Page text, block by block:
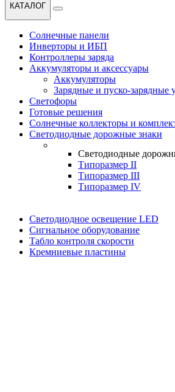
КАТАЛОГ
Солнечные панели
Инверторы и ИБП
Контроллеры заряда
Аккумуляторы и аксессуары
Аккумуляторы
Зарядные и пуско-зарядные
Светофоры
Готовые решения
Солнечные коллекторы и
Светодиодные дорожные знаки
Светодиодные
Типоразмер II
Типоразмер III
Типоразмер IV
Светодиодное освещение LED
Сигнальное оборудование
Табло контроля скорости
Кремниевые пластины